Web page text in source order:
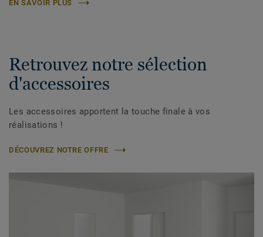
EN SAVOIR PLUS
Retrouvez notre sélection
d'accessoires
Les accessoires apportent la touche finale à vos
réalisations !
DÉCOUVREZ NOTRE OFFRE